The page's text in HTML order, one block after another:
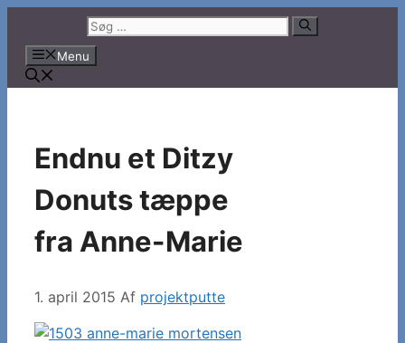
indhold
Søg
efter:
Menu
Endnu et Ditzy
Donuts tæppe
fra Anne-Marie
1. april 2015 Af projektputte